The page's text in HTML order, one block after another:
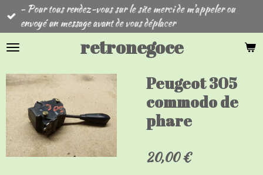
Passer
principal
retronegoce
- Pour tous rendez-vous sur le site merci de m'appeler ou
envoyé un message avant de vous déplacer
Peugeot 305
commodo de
phare
20,00 €